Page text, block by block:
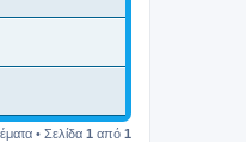
• Σελίδα 1 από 1